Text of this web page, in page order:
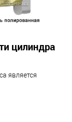
цилиндра
является